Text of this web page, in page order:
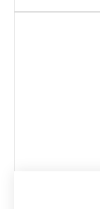
AMBIENTE